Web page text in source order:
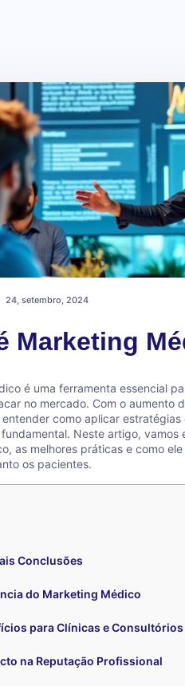
24, setembro, 2024
Marketing
é uma ferramenta essencial
no mercado. Com o aumento
como aplicar
Neste artigo, vamos
as melhores práticas e como
os pacientes.
Conclusões
do Marketing Médico
para Clínicas e Consultórios
na Reputação Profissional